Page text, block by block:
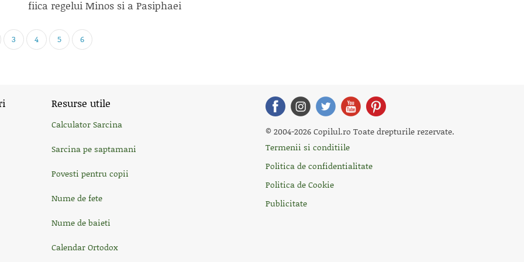
fiica regelui Minos si a Pasiphaei
3 4 5 6
Resurse utile
Calculator Sarcina
Sarcina pe saptamani
Povesti pentru copii
Nume de fete
Nume de baieti
Calendar Ortodox
© 2004-2026 Copilul.ro Toate drepturile rezervate.
Termenii si conditiile
Politica de confidentialitate
Politica de Cookie
Publicitate